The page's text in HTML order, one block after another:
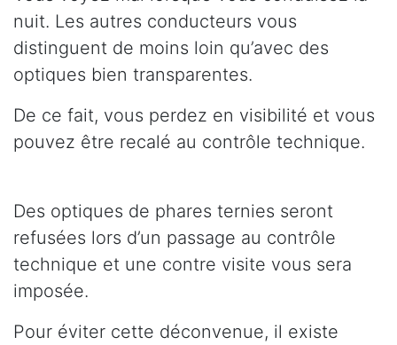
nuit. Les autres conducteurs vous
distinguent de moins loin qu’avec des
optiques bien transparentes.
De ce fait, vous perdez en visibilité et vous
pouvez être recalé au contrôle technique.
Des optiques de phares ternies seront
refusées lors d’un passage au contrôle
technique et une contre visite vous sera
imposée.
Pour éviter cette déconvenue, il existe